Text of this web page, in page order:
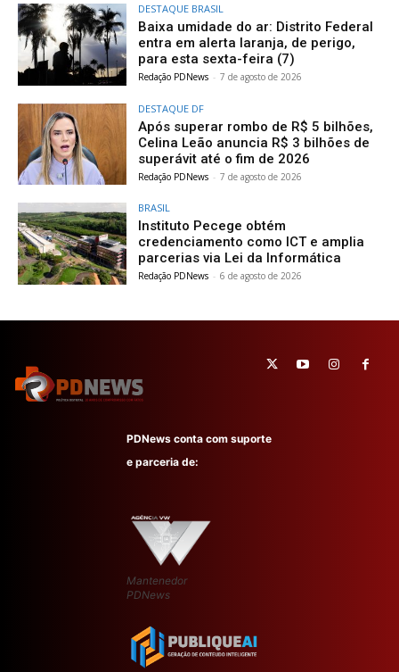
DESTAQUE BRASIL
Baixa umidade do ar: Distrito Federal
entra em alerta laranja, de perigo,
para esta sexta-feira (7)
Redação PDNews - 7 de agosto de 2026
DESTAQUE DF
Após superar rombo de R$ 5 bilhões,
Celina Leão anuncia R$ 3 bilhões de
superávit até o fim de 2026
Redação PDNews - 7 de agosto de 2026
BRASIL
Instituto Pecege obtém
credenciamento como ICT e amplia
parcerias via Lei da Informática
Redação PDNews - 6 de agosto de 2026
PDNews conta com suporte
e parceria de:
Mantenedor
PDNews